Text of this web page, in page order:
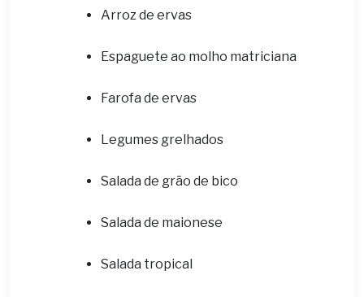
Arroz de ervas
Espaguete ao molho matriciana
Farofa de ervas
Legumes grelhados
Salada de grão de bico
Salada de maionese
Salada tropical